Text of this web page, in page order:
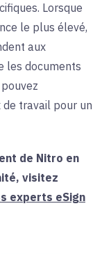
Lorsque
le plus élevé,
aux
les documents
travail pour un
de Nitro en
visitez
experts eSign